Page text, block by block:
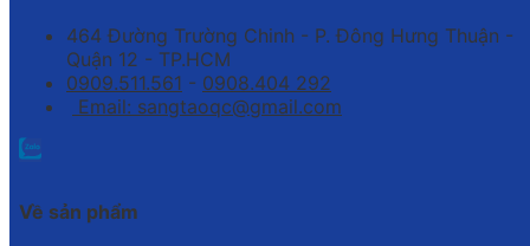
464 Đường Trường Chinh - P. Đông Hưng Thuận -
Quận 12 - TP.HCM
0909.511.561 - 0908.404 292
Email: sangtaoqc@gmail.com
Về sản phẩm